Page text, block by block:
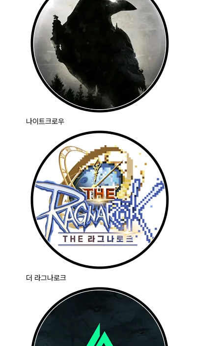
나이트크로우
더 라그나로크